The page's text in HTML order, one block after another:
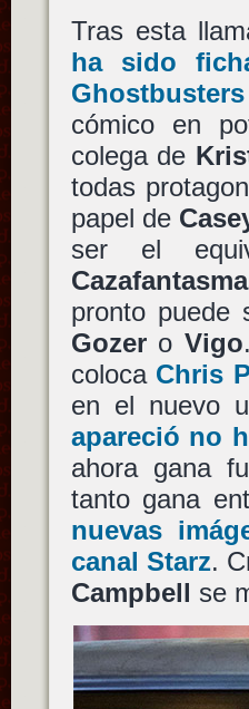
Tras esta
ha sido
Ghostbusters
cómico en
colega de
todas
papel de
ser el
pronto
GozeroVigo
coloca Chris
en el nuevo
apareció no
ahora gana
tanto gana
nuevas
canal Starz.
Campbell se